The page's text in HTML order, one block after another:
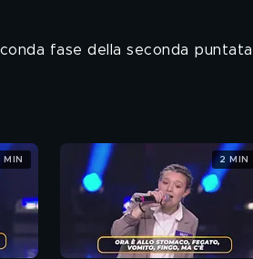
fase della seconda
MIN 2 MIN